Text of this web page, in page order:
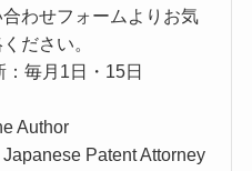
わせフォームよりお気
ださい。
毎月1日・15日
Author
Patent Attorney